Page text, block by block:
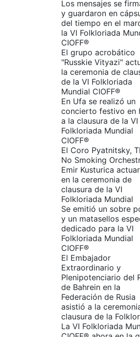
Los mensajes se
y guardaron en
del tiempo en el
la VI Folkloriada
CIOFF®️
El grupo acrobático
"Russkie Vityazi"
la ceremonia de
de la VI Folkloriada
Mundial CIOFF®️
En Ufa se realizó un
concierto festivo en
a la clausura de la VI
Folkloriada Mundial
CIOFF®️
El Coro Pyatnitsky,
No Smoking
Emir Kusturica
en la ceremonia de
clausura de la VI
Folkloriada Mundial
Se emitió un sobre
y un matasellos
dedicado para la VI
Folkloriada Mundial
CIOFF®️
El Embajador
Extraordinario y
Plenipotenciario del
de Bahrein en la
Federación de Rusia
asistió a la
clausura de la
La VI Folkloriada